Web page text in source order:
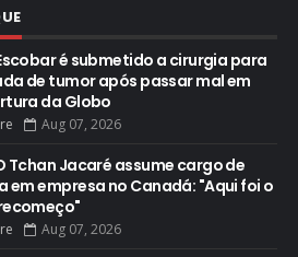
é submetido a cirurgia para
de tumor após passar mal em
da Globo
Aug 07, 2026
Tchan Jacaré assume cargo de
em empresa no Canadá: "Aqui foi o
Aug 07, 2026